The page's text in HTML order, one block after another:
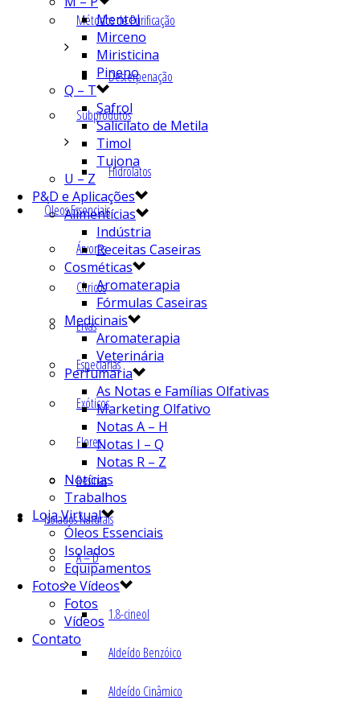
Métodos de Purificação
Desterpenação
Subprodutos
Hidrolatos
Óleos Essenciais
Árvores
Cítricos
Ervas
Especiarias
Exóticos
Flores
Resinas
Isolados Naturais
A – D
1.8-cineol
Aldeído Benzóico
Aldeído Cinâmico
Mentol
Mirceno
Miristicina
Pineno
Q – T
Safrol
Salicilato de Metila
Timol
Tujona
U – Z
P&D e Aplicações
Alimentícias
Indústria
Receitas Caseiras
Cosméticas
Aromaterapia
Fórmulas Caseiras
Medicinais
Aromaterapia
Veterinária
Perfumaria
As Notas e Famílias Olfativas
Marketing Olfativo
Notas A – H
Notas I – Q
Notas R – Z
Notícias
Trabalhos
Loja Virtual
Óleos Essenciais
Isolados
Equipamentos
Fotos e Vídeos
Fotos
Vídeos
Contato